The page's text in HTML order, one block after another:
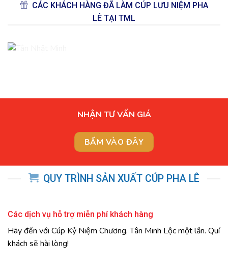
CÁC KHÁCH HÀNG ĐÃ LÀM CÚP LƯU NIỆM PHA
LÊ TẠI TML
NHẬN TƯ VẤN GIÁ
BẤM VÀO ĐÂY
QUY TRÌNH SẢN XUẤT CÚP PHA LÊ
Các dịch vụ hỗ trợ miễn phí khách hàng
Hãy đến với Cúp Kỷ Niệm Chương, Tân Minh Lộc một lần. Quí
khách sẽ hài lòng!